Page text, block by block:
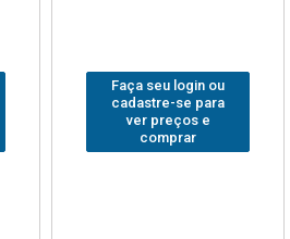
Faça seu login ou
cadastre-se para
ver preços e
comprar